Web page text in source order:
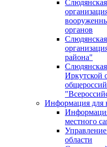
органов
района"
Иркутской
Информация для
местного
области